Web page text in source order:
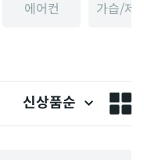
에어컨 가습/제
신상품순